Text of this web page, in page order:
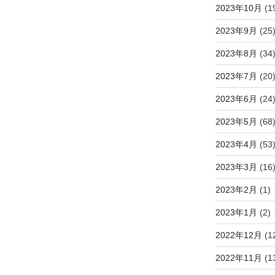
2023年10月
2023年9月 (25)
2023年8月 (34)
2023年7月 (20)
2023年6月 (24)
2023年5月 (68)
2023年4月 (53)
2023年3月 (16)
2023年2月 (1)
2023年1月 (2)
2022年12月
2022年11月